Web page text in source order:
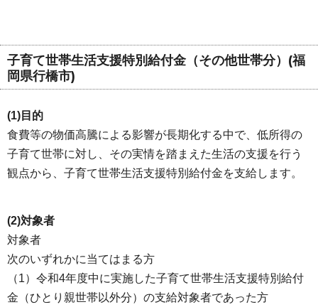
子育て世帯生活支援特別給付金（その他世帯分）(福
岡県行橋市)
(1)目的
食費等の物価高騰による影響が長期化する中で、低所得の
子育て世帯に対し、その実情を踏まえた生活の支援を行う
観点から、子育て世帯生活支援特別給付金を支給します。
(2)対象者
対象者
次のいずれかに当てはまる方
（1）令和4年度中に実施した子育て世帯生活支援特別給付
金（ひとり親世帯以外分）の支給対象者であった方